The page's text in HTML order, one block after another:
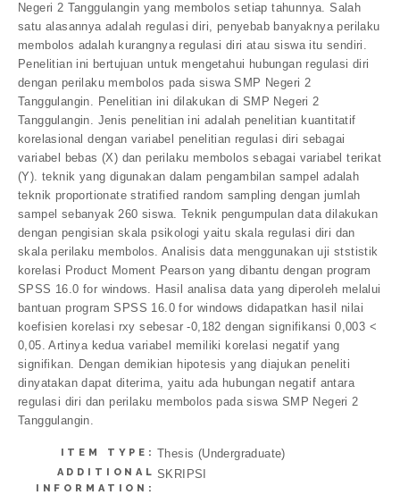
Negeri 2 Tanggulangin yang membolos setiap tahunnya. Salah
satu alasannya adalah regulasi diri, penyebab banyaknya perilaku
membolos adalah kurangnya regulasi diri atau siswa itu sendiri.
Penelitian ini bertujuan untuk mengetahui hubungan regulasi diri
dengan perilaku membolos pada siswa SMP Negeri 2
Tanggulangin. Penelitian ini dilakukan di SMP Negeri 2
Tanggulangin. Jenis penelitian ini adalah penelitian kuantitatif
korelasional dengan variabel penelitian regulasi diri sebagai
variabel bebas (X) dan perilaku membolos sebagai variabel terikat
(Y). teknik yang digunakan dalam pengambilan sampel adalah
teknik proportionate stratified random sampling dengan jumlah
sampel sebanyak 260 siswa. Teknik pengumpulan data dilakukan
dengan pengisian skala psikologi yaitu skala regulasi diri dan
skala perilaku membolos. Analisis data menggunakan uji ststistik
korelasi Product Moment Pearson yang dibantu dengan program
SPSS 16.0 for windows. Hasil analisa data yang diperoleh melalui
bantuan program SPSS 16.0 for windows didapatkan hasil nilai
koefisien korelasi rxy sebesar -0,182 dengan signifikansi 0,003 <
0,05. Artinya kedua variabel memiliki korelasi negatif yang
signifikan. Dengan demikian hipotesis yang diajukan peneliti
dinyatakan dapat diterima, yaitu ada hubungan negatif antara
regulasi diri dan perilaku membolos pada siswa SMP Negeri 2
Tanggulangin.
ITEM TYPE: Thesis (Undergraduate)
ADDITIONAL
INFORMATION:
SKRIPSI